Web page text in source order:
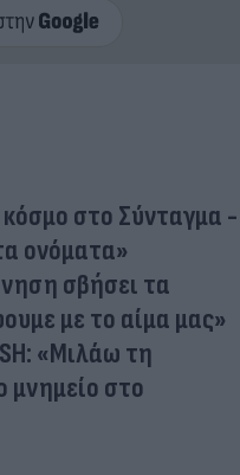
στο Σύνταγμα -
ονόματα»
σβήσει τα
με το αίμα μας»
«Μιλάω τη
μνημείο στο